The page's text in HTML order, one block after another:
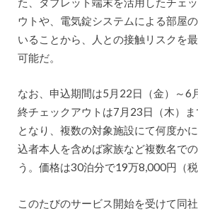
ウトや、電気錠システムによる部屋
いることから、人との接触リスクを
可能だ。
なお、申込期間は5月22日（金）～6
終チェックアウトは7月23日（木）
となり、複数の対象施設にて何度か
込者本人を含めば家族など複数名で
う。価格は30泊分で19万8,000円（税
このたびのサービス開始を受けて同